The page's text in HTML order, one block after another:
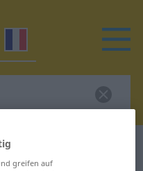
greifen auf